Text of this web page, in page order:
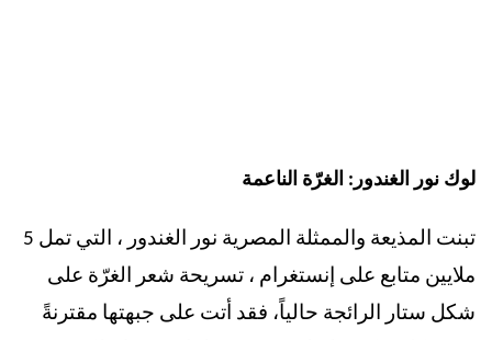
لوك نور الغندور: الغرّة الناعمة
تبنت المذيعة والممثلة المصرية نور الغندور ، التي تمل 5
ملايين متابع على إنستغرام ، تسريحة شعر الغرّة على
شكل ستار الرائجة حالياً، فقد أتت على جبهتها مقترنةً